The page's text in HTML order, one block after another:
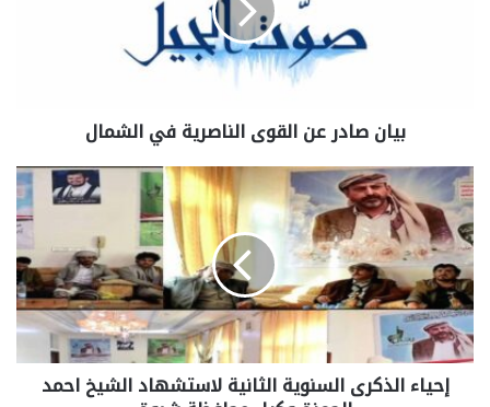
بيان صادر عن القوى الناصرية في الشمال
إحياء الذكرى السنوية الثانية لاستشهاد الشيخ احمد